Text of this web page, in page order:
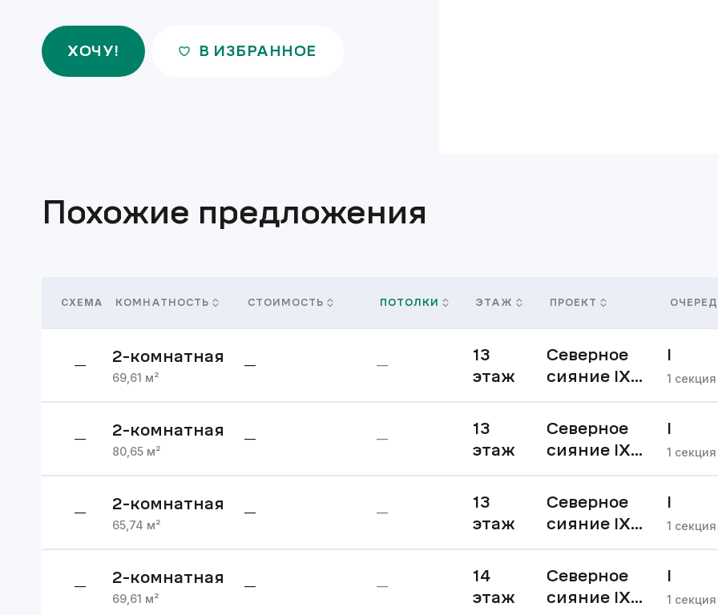
ХОЧУ! В ИЗБРАННОЕ
Похожие предложения
СХЕМА КОМНАТНОСТЬ СТОИМОСТЬ ПОТОЛКИ ЭТАЖ ПРОЕКТ
— 2-комнатная
69,61 м²
— —
13
этаж
Северное
сияние IX
I
1 секция
— 2-комнатная
80,65 м²
— —
13
этаж
Северное
сияние IX
I
1 секция
— 2-комнатная
65,74 м²
— —
13
этаж
Северное
сияние IX
I
1 секция
— 2-комнатная
69,61 м²
— —
14
этаж
Северное
сияние IX
I
1 секция